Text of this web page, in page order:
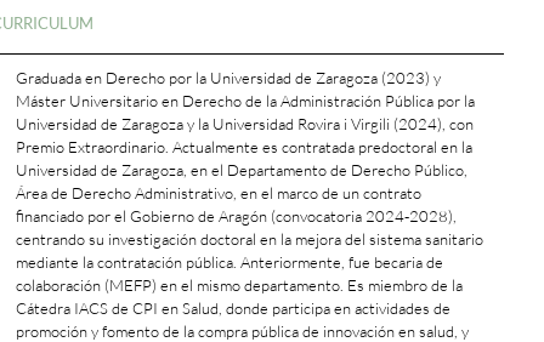
Graduada en Derecho por la Universidad de Zaragoza (2023) y
Máster Universitario en Derecho de la Administración Pública por la
Universidad de Zaragoza y la Universidad Rovira i Virgili (2024), con
Premio Extraordinario. Actualmente es contratada predoctoral en la
Universidad de Zaragoza, en el Departamento de Derecho Público,
Área de Derecho Administrativo, en el marco de un contrato
financiado por el Gobierno de Aragón (convocatoria 2024‐2028),
centrando su investigación doctoral en la mejora del sistema sanitario
mediante la contratación pública. Anteriormente, fue becaria de
colaboración (MEFP) en el mismo departamento. Es miembro de la
Cátedra IACS de CPI en Salud, donde participa en actividades de
promoción y fomento de la compra pública de innovación en salud, y